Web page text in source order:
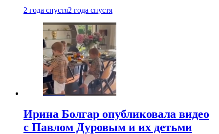
2 года спустя2 года спустя
Ирина Болгар опубликовала видео
с Павлом Дуровым и их детьми